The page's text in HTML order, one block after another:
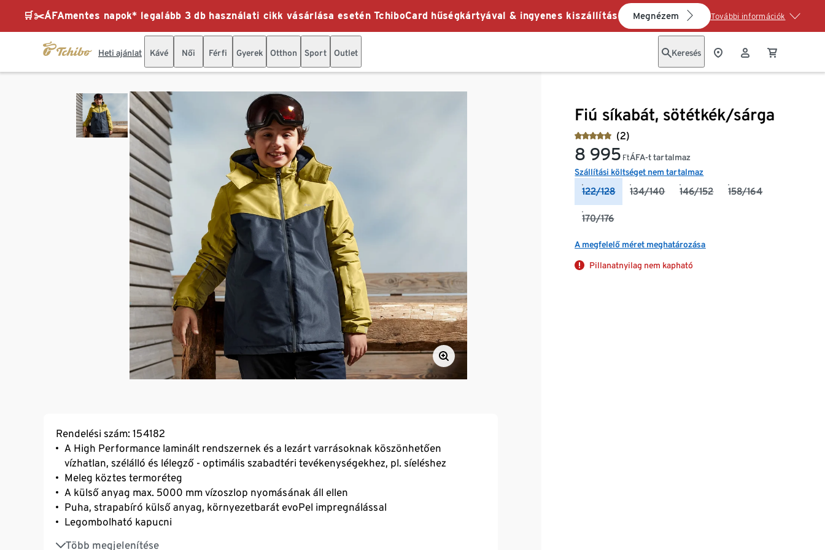
🛒✂️ÁFAmentes napok* legalább 3 db használati cikk vásárlása esetén TchiboCard hűségkártyával & ingyenes kiszállítás Megnézem További információk
Heti ajánlat Kávé Női Férfi Gyerek Otthon Sport Outlet Keresés
Fiú síkabát, sötétkék/sárga
(2)
8 995 FtÁFA-t tartalmaz
Szállítási költséget nem tartalmaz
122/128 134/140 146/152 158/164
170/176
A megfelelő méret meghatározása
Pillanatnyilag nem kapható
Rendelési szám: 154182
A High Performance laminált rendszernek és a lezárt varrásoknak köszönhetően
vízhatlan, szélálló és lélegző - optimális szabadtéri tevékenységekhez, pl. síeléshez
Meleg köztes termoréteg
A külső anyag max. 5000 mm vízoszlop nyomásának áll ellen
Puha, strapabíró külső anyag, környezetbarát evoPel impregnálással
Legombolható kapucni
Több megjelenítése
Kapucni, gallér és hátrész meleg mikropolár béléssel - ideális gyerekdzseki téli szettekhez